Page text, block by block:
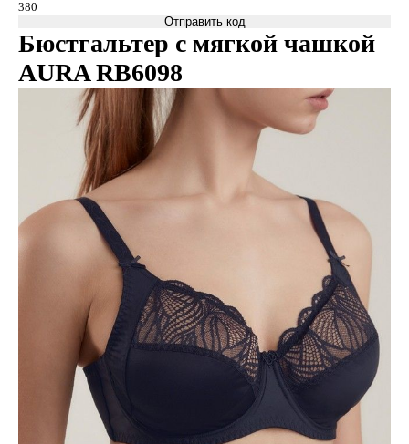
Отправить код
Бюстгальтер с мягкой чашкой
AURA RB6098